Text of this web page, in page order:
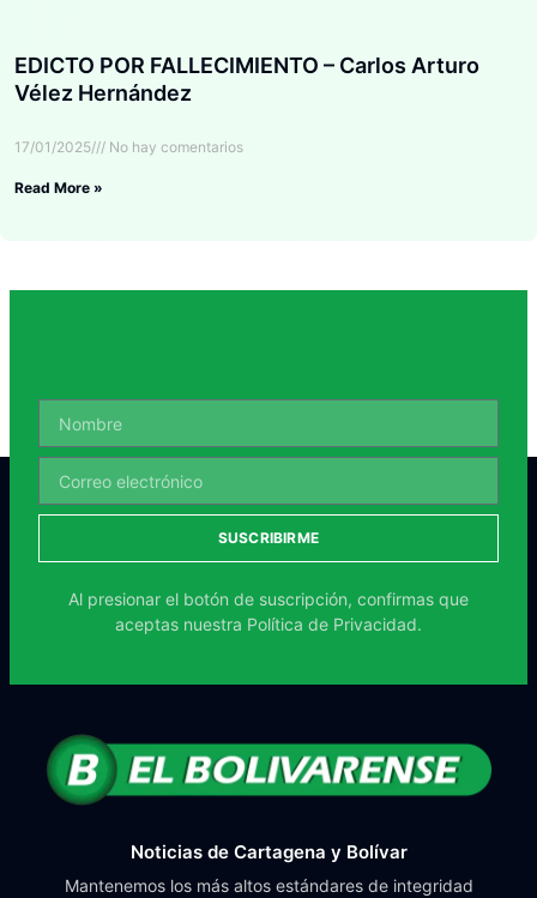
EDICTO POR FALLECIMIENTO – Carlos Arturo
Vélez Hernández
17/01/2025 No hay comentarios
Read More »
SUSCRIBIRME
Al presionar el botón de suscripción, confirmas que
aceptas nuestra Política de Privacidad.
Noticias de Cartagena y Bolívar
Mantenemos los más altos estándares de integridad